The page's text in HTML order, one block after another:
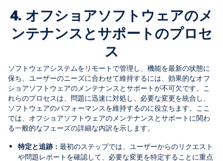
4. オフショアソフトウェアのメ
ンテナンスとサポートのプロセ
ス
ソフトウェアシステムをリモートで管理し、機能を最新の状態に
保ち、ユーザーのニーズに合わせて維持するには、効果的なオフ
ショアソフトウェアのメンテナンスとサポートが不可欠です。こ
れらのプロセスは、問題に迅速に対処し、必要な変更を統合し、
ソフトウェアのパフォーマンスを維持するのに役立ちます。ここ
では、オフショアソフトウェアのメンテナンスとサポートに関わ
る一般的なフェーズの詳細な内訳を示します。
特定と追跡： 最初のステップでは、ユーザーからのリクエスト
や問題レポートを確認して、必要な変更を特定することに重点